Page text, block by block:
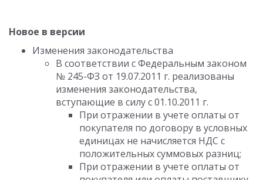
Новое в версии
Изменения законодательства
В соответствии с Федеральным законом
№ 245-ФЗ от 19.07.2011 г. реализованы
изменения законодательства,
вступающие в силу с 01.10.2011 г.
При отражении в учете оплаты от
покупателя по договору в условных
единицах не начисляется НДС с
положительных суммовых разниц;
При отражении в учете оплаты от